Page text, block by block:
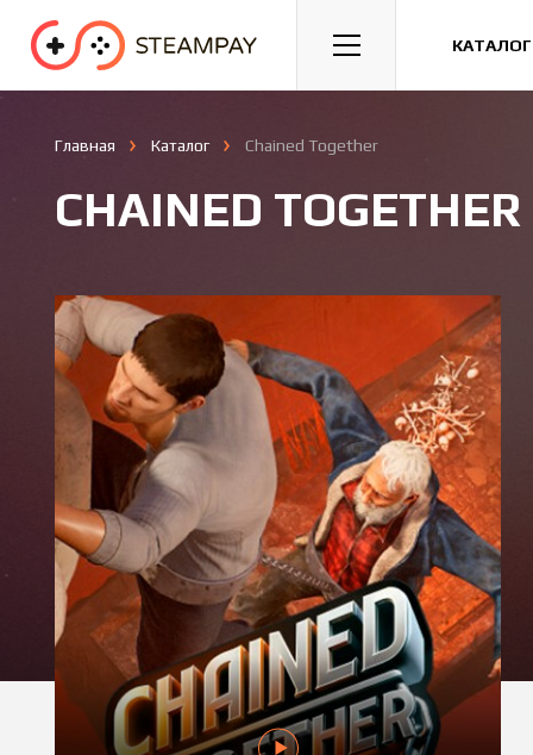
Спорт Гонки Казуальные
Главная Каталог Chained Together
CHAINED TOGETHER